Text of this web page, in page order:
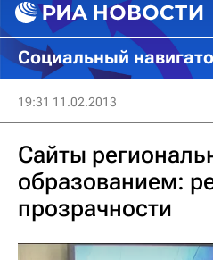
Социальный
19:31 11.02.2013
Сайты
образованием:
прозрачности